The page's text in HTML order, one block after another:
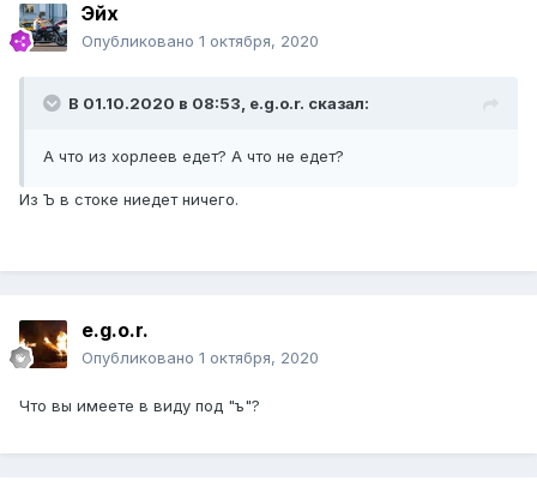
Эйх
Опубликовано 1 октября, 2020
В 01.10.2020 в 08:53, e.g.o.r. сказал:
А что из хорлеев едет? А что не едет?
Из Ъ в стоке ниедет ничего.
e.g.o.r.
Опубликовано 1 октября, 2020
Что вы имеете в виду под "ъ"?